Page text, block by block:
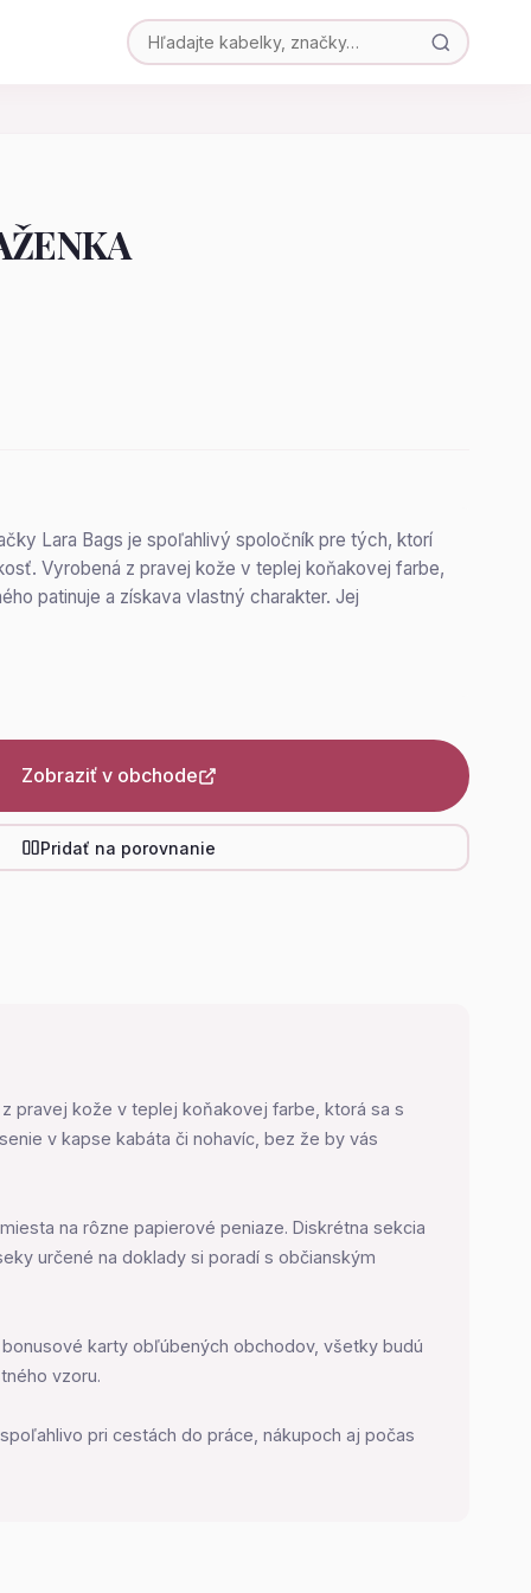
Lara Bags je spoľahlivý spoločník pre tých, ktorí
Vyrobená z pravej kože v teplej koňakovej farbe,
patinuje a získava vlastný charakter. Jej
Zobraziť v obchode
Pridať na porovnanie
pravej kože v teplej koňakovej farbe, ktorá sa s
v kapse kabáta či nohavíc, bez že by vás
na rôzne papierové peniaze. Diskrétna sekcia
určené na doklady si poradí s občianským
karty obľúbených obchodov, všetky budú
vzoru.
pri cestách do práce, nákupoch aj počas